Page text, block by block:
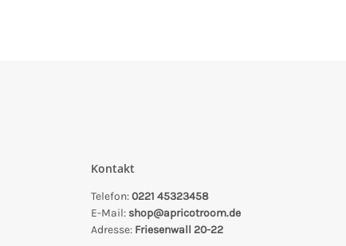
Kontakt
Telefon:0221 45323458
E-Mail: shop@apricotroom.de
Adresse: Friesenwall 20-22